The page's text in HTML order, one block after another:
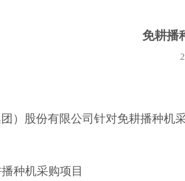
免耕播
）股份有限公司针对免耕播种机
种机采购项目